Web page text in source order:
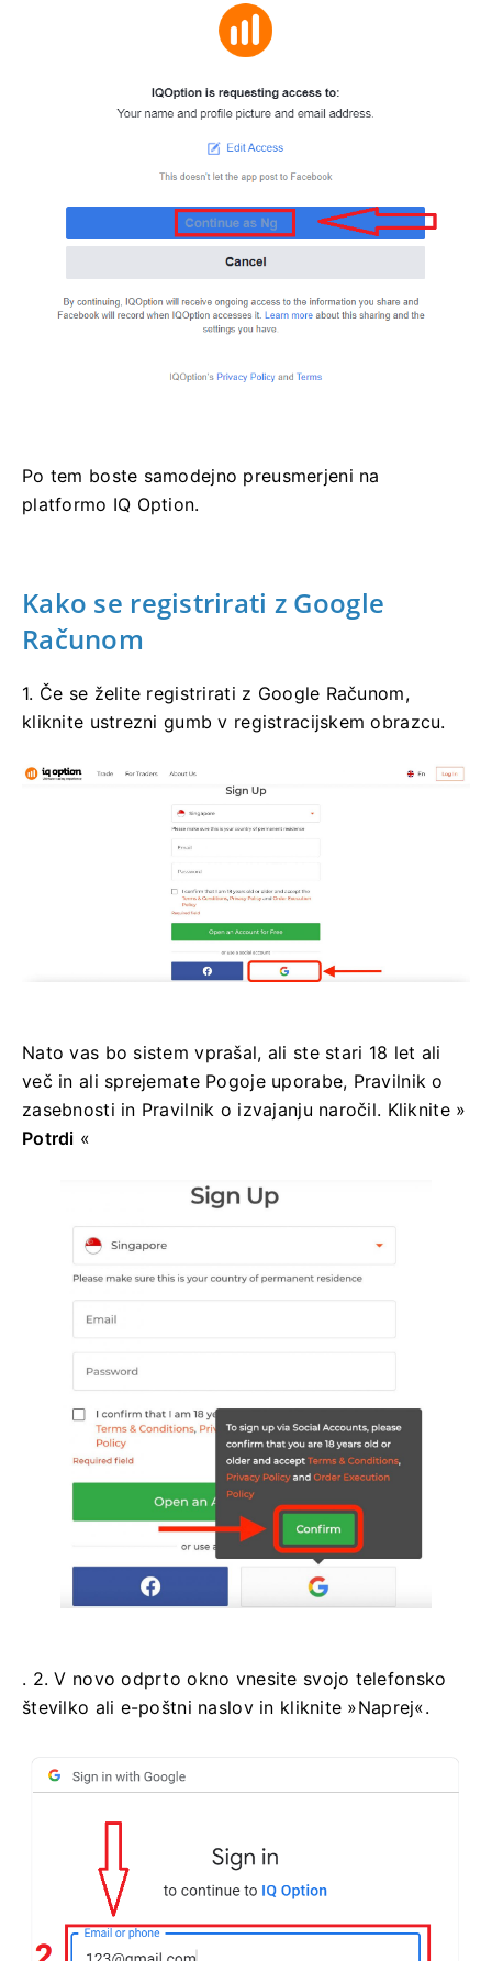
Po tem boste samodejno preusmerjeni na
platformo IQ Option.
Kako se registrirati z Google
Računom
1. Če se želite registrirati z Google Računom,
kliknite ustrezni gumb v registracijskem obrazcu.
Nato vas bo sistem vprašal, ali ste stari 18 let ali
več in ali sprejemate Pogoje uporabe, Pravilnik o
zasebnosti in Pravilnik o izvajanju naročil. Kliknite »
Potrdi «
. 2. V novo odprto okno vnesite svojo telefonsko
številko ali e-poštni naslov in kliknite »Naprej«.